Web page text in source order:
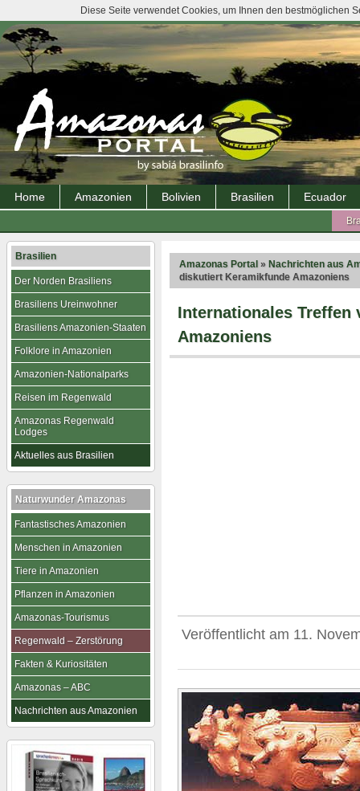
Home Amazonien Bolivien Brasilien Ecuador
Amazonas Portal » Nachrichten aus
diskutiert Keramikfunde Amazoniens
Internationales Treffen
Amazoniens
Veröffentlicht am 11.
Brasilien
Der Norden Brasiliens
Brasiliens Ureinwohner
Brasiliens Amazonien-Staaten
Folklore in Amazonien
Amazonien-Nationalparks
Reisen im Regenwald
Amazonas Regenwald
Lodges
Aktuelles aus Brasilien
Naturwunder Amazonas
Fantastisches Amazonien
Menschen in Amazonien
Tiere in Amazonien
Pflanzen in Amazonien
Amazonas-Tourismus
Regenwald – Zerstörung
Fakten & Kuriositäten
Amazonas – ABC
Nachrichten aus Amazonien
Diese Seite verwendet Cookies, um Ihnen den bestmöglichen